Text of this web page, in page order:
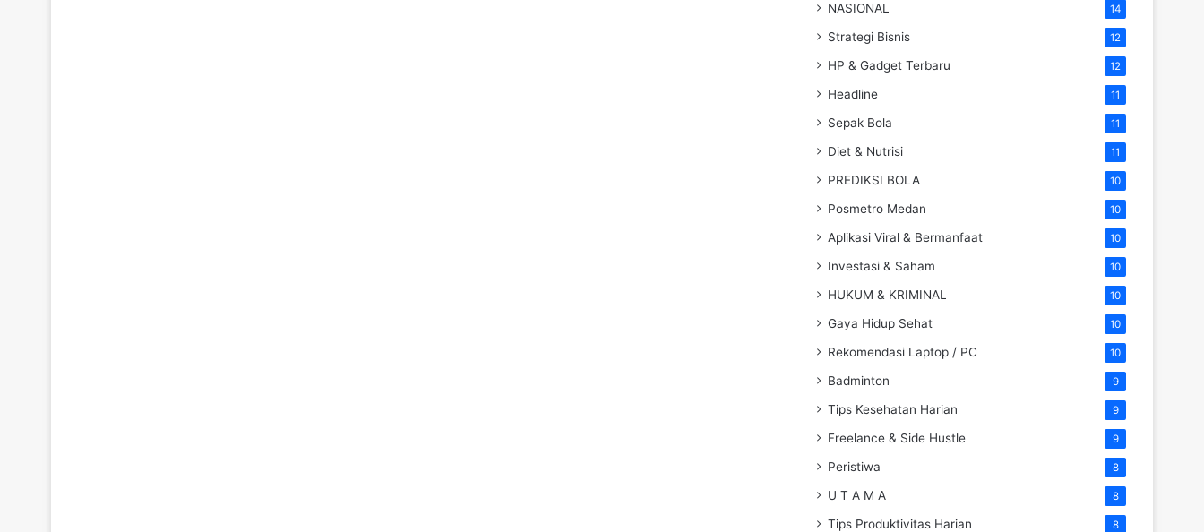
NASIONAL 14
Strategi Bisnis 12
HP & Gadget Terbaru 12
Headline 11
Sepak Bola 11
Diet & Nutrisi 11
PREDIKSI BOLA 10
Posmetro Medan 10
Aplikasi Viral & Bermanfaat 10
Investasi & Saham 10
HUKUM & KRIMINAL 10
Gaya Hidup Sehat 10
Rekomendasi Laptop / PC 10
Badminton 9
Tips Kesehatan Harian 9
Freelance & Side Hustle 9
Peristiwa 8
U T A M A 8
Tips Produktivitas Harian 8